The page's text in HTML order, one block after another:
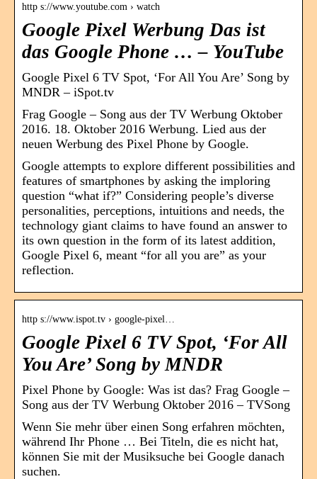
http s://www.youtube.com › watch
Google Pixel Werbung Das ist
das Google Phone … – YouTube
Google Pixel 6 TV Spot, ‘For All You Are’ Song by
MNDR – iSpot.tv
Frag Google – Song aus der TV Werbung Oktober
2016. 18. Oktober 2016 Werbung. Lied aus der
neuen Werbung des Pixel Phone by Google.
Google attempts to explore different possibilities and
features of smartphones by asking the imploring
question “what if?” Considering people’s diverse
personalities, perceptions, intuitions and needs, the
technology giant claims to have found an answer to
its own question in the form of its latest addition,
Google Pixel 6, meant “for all you are” as your
reflection.
http s://www.ispot.tv › google-pixel…
Google Pixel 6 TV Spot, ‘For All
You Are’ Song by MNDR
Pixel Phone by Google: Was ist das? Frag Google –
Song aus der TV Werbung Oktober 2016 – TVSong
Wenn Sie mehr über einen Song erfahren möchten,
während Ihr Phone … Bei Titeln, die es nicht hat,
können Sie mit der Musiksuche bei Google danach
suchen.